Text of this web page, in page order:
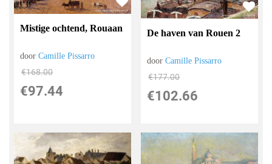
Mistige ochtend, Rouaan
doorCamille Pissarro
€168.00
€97.44
De haven van Rouen 2
doorCamille Pissarro
€177.00
€102.66